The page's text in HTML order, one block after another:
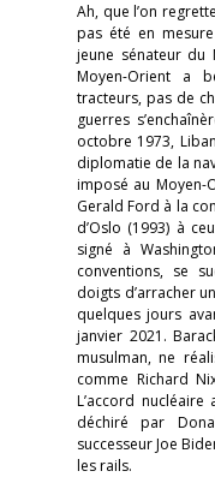
Ah, que l’on
pas été en
jeune sénateur du
Moyen-Orient a
tracteurs, pas de
guerres
octobre 1973,
diplomatie de la
imposé au Moyen-
Gerald Ford à la
d’Oslo (1993) à
signé à
conventions, se
doigts d’arracher
quelques jours
janvier 2021.
musulman, ne
comme Richard
L’accord
déchiré par
successeur Joe
les rails.